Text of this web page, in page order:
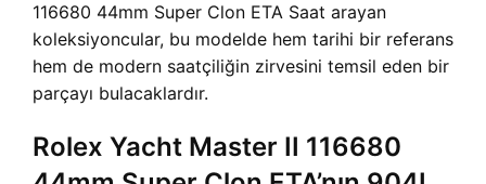
116680 44mm Super Clon ETA Saat arayan
koleksiyoncular, bu modelde hem tarihi bir referans
hem de modern saatçiliğin zirvesini temsil eden bir
parçayı bulacaklardır.
Rolex Yacht Master II 116680